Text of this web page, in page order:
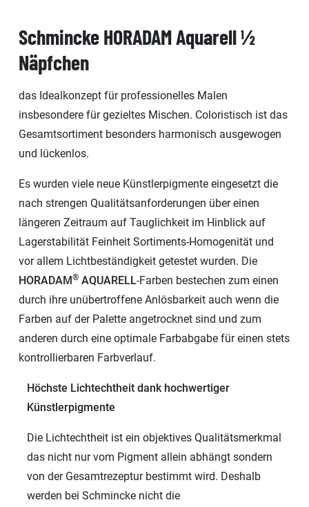
Schmincke HORADAM Aquarell ½
Näpfchen
das Idealkonzept für professionelles Malen
insbesondere für gezieltes Mischen. Coloristisch ist das
Gesamtsortiment besonders harmonisch ausgewogen
und lückenlos.
Es wurden viele neue Künstlerpigmente eingesetzt die
nach strengen Qualitätsanforderungen über einen
längeren Zeitraum auf Tauglichkeit im Hinblick auf
Lagerstabilität Feinheit Sortiments-Homogenität und
vor allem Lichtbeständigkeit getestet wurden. Die
HORADAM® AQUARELL-Farben bestechen zum einen
durch ihre unübertroffene Anlösbarkeit auch wenn die
Farben auf der Palette angetrocknet sind und zum
anderen durch eine optimale Farbabgabe für einen stets
kontrollierbaren Farbverlauf.
Höchste Lichtechtheit dank hochwertiger
Künstlerpigmente
Die Lichtechtheit ist ein objektives Qualitätsmerkmal
das nicht nur vom Pigment allein abhängt sondern
von der Gesamtrezeptur bestimmt wird. Deshalb
werden bei Schmincke nicht die